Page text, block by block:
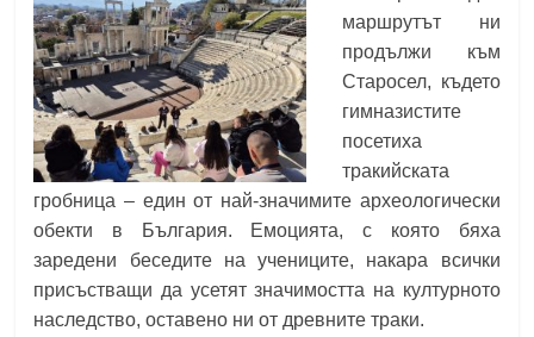
маршрутът ни
продължи към
Старосел, където
гимназистите
посетиха
тракийската
гробница – един от най-значимите археологически
обекти в България. Емоцията, с която бяха
заредени беседите на учениците, накара всички
присъстващи да усетят значимостта на културното
наследство, оставено ни от древните траки.